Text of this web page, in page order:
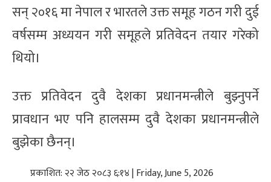
सन् २०१६ मा नेपाल र भारतले उक्त समूह गठन गरी दुई
वर्षसम्म अध्ययन गरी समूहले प्रतिवेदन तयार गरेको
थियो।
उक्त प्रतिवेदन दुवै देशका प्रधानमन्त्रीले बुझ्नुपर्ने
प्रावधान भए पनि हालसम्म दुवै देशका प्रधानमन्त्रीले
बुझेका छैनन्।
प्रकाशित: २२ जेठ २०८३ ६:१४ | Friday, June 5, 2026